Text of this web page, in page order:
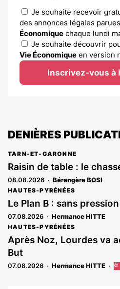
Je souhaite recevoir
des annonces légales
Économique chaque lundi
Je souhaite découvrir
Vie Économique en version
Inscrivez-vous à
DENIÈRES
TARN-ET-GARONNE
Raisin de table : le
08.08.2026 Bérengère BOSI
HAUTES-PYRÉNÉES
Le Plan B : sans
07.08.2026 Hermance HITTE
HAUTES-PYRÉNÉES
Après Noz, Lourdes va
But
07.08.2026 Hermance HITTE
Cet